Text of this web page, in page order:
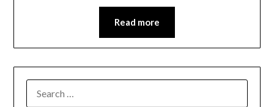
Read more
FOR: